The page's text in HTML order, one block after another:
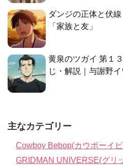
ダンジの正体と伏
「家族と友」
黄泉のツガイ 第１
じ・解説｜与謝野
主なカテゴリー
Cowboy Bebop(カウボーイ
GRIDMAN UNIVERSE(グリ